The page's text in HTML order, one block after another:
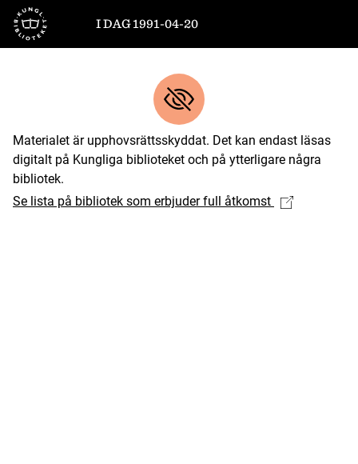
Till startsidan
I DAG 1991-04-20
Materialet är upphovsrättsskyddat. Det kan endast läsas
digitalt på Kungliga biblioteket och på ytterligare några
bibliotek.
Se lista på bibliotek som erbjuder full åtkomst